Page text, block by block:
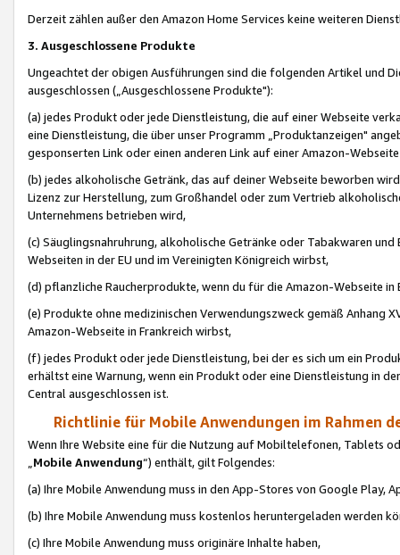
Derzeit zählen außer den Amazon Home Services keine weiteren
3. Ausgeschlossene Produkte
Ungeachtet der obigen Ausführungen sind die folgenden Artikel und
ausgeschlossen („Ausgeschlossene Produkte"):
(a) jedes Produkt oder jede Dienstleistung, die auf einer Webseite
eine Dienstleistung, die über unser Programm „Produktanzeigen"
gesponserten Link oder einen anderen Link auf einer Amazon-
(b) jedes alkoholische Getränk, das auf deiner Webseite beworben
Lizenz zur Herstellung, zum Großhandel oder zum Vertrieb
Unternehmens betrieben wird,
(c) Säuglingsnahruhrung, alkoholische Getränke oder Tabakwaren
Webseiten in der EU und im Vereinigten Königreich wirbst,
(d) pflanzliche Raucherprodukte, wenn du für die Amazon-Webseite in
(e) Produkte ohne medizinischen Verwendungszweck gemäß Anhang
Amazon-Webseite in Frankreich wirbst,
(f) jedes Produkt oder jede Dienstleistung, bei der es sich um ein
erhältst eine Warnung, wenn ein Produkt oder eine Dienstleistung in
Central ausgeschlossen ist.
Richtlinie für Mobile Anwendungen im Rahmen
Wenn Ihre Website eine für die Nutzung auf Mobiltelefonen, Tablets
„Mobile Anwendung“) enthält, gilt Folgendes:
(a) Ihre Mobile Anwendung muss in den App-Stores von Google Play,
(b) Ihre Mobile Anwendung muss kostenlos heruntergeladen werden
(c) Ihre Mobile Anwendung muss originäre Inhalte haben,